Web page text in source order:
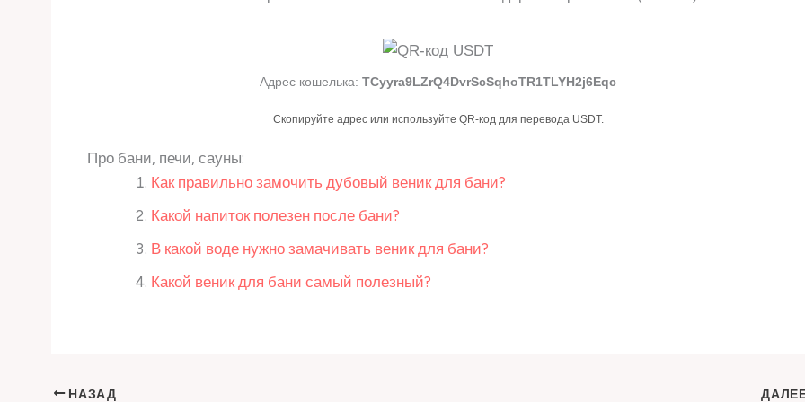
Адрес кошелька: TCyyra9LZrQ4DvrScSqhoTR1TLYH2j6Eqc
Скопируйте адрес или используйте QR-код для перевода USDT.
Про бани, печи, сауны:
Как правильно замочить дубовый веник для бани?
Какой напиток полезен после бани?
В какой воде нужно замачивать веник для бани?
Какой веник для бани самый полезный?
НАЗАД